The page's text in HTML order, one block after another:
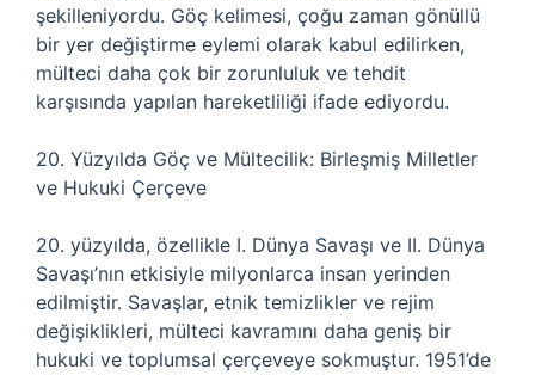
şekilleniyordu. Göç kelimesi, çoğu zaman gönüllü
bir yer değiştirme eylemi olarak kabul edilirken,
mülteci daha çok bir zorunluluk ve tehdit
karşısında yapılan hareketliliği ifade ediyordu.
20. Yüzyılda Göç ve Mültecilik: Birleşmiş Milletler
ve Hukuki Çerçeve
20. yüzyılda, özellikle I. Dünya Savaşı ve II. Dünya
Savaşı’nın etkisiyle milyonlarca insan yerinden
edilmiştir. Savaşlar, etnik temizlikler ve rejim
değişiklikleri, mülteci kavramını daha geniş bir
hukuki ve toplumsal çerçeveye sokmuştur. 1951’de